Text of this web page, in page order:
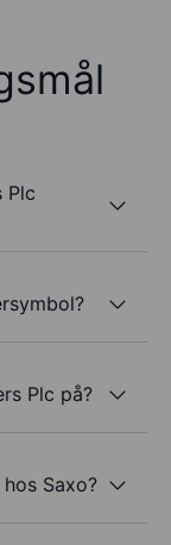
Plc
Plc på?
Saxo?